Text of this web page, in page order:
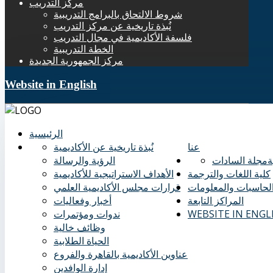
مركز التدريب
شروط الالتحاق بالبرامج التدريبية
نُبذة تاريخية عن مركز التدريب
فلسفة الأكاديمية في مجال التدريب
الخطة التدريبية
مركز الجمهورية الجديدة
Website in English
الرئيسية
عنا
نُبذة تاريخية عن الأكاديمية
الرؤية والرسالة
الأهداف الاستراتيجية للأكاديمية
قرارات مجلس الأكاديمية العلمي
أخبار وفعاليات
ندوات ومؤتمرات
وظائف خالية
الحياة الطلابية
عناوين الأكاديمية بالقاهرة والفروع
إدارة الوافدين
مجلة السادات
كلية اللغات والترجمة
والمعلومات
المراكز التابعة
WEBSITE IN